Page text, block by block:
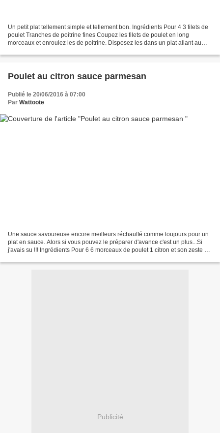
Un petit plat tellement simple et tellement bon. Ingrédients Pour 4 3 filets de
poulet Tranches de poitrine fines Coupez les filets de poulet en long
morceaux et enroulez les de poitrine. Disposez les dans un plat allant au
Poulet au citron sauce parmesan
Publié le 20/06/2016 à 07:00
Par Wattoote
Une sauce savoureuse encore meilleurs réchauffé comme toujours pour un
plat en sauce. Alors si vous pouvez le préparer d'avance c'est un plus...Si
j'avais su !!! Ingrédients Pour 6 6 morceaux de poulet 1 citron et son zeste 2
Publicité